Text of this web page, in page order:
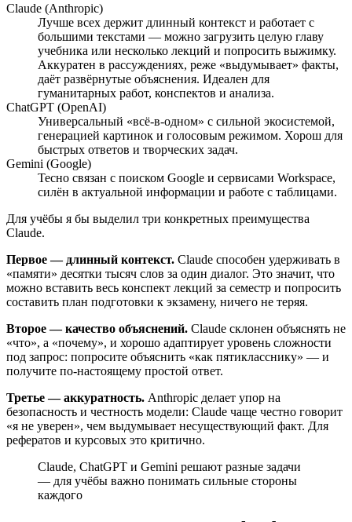
Claude (Anthropic)
Лучше всех держит длинный контекст и работает с
большими текстами — можно загрузить целую главу
учебника или несколько лекций и попросить выжимку.
Аккуратен в рассуждениях, реже «выдумывает» факты,
даёт развёрнутые объяснения. Идеален для
гуманитарных работ, конспектов и анализа.
ChatGPT (OpenAI)
Универсальный «всё-в-одном» с сильной экосистемой,
генерацией картинок и голосовым режимом. Хорош для
быстрых ответов и творческих задач.
Gemini (Google)
Тесно связан с поиском Google и сервисами Workspace,
силён в актуальной информации и работе с таблицами.
Для учёбы я бы выделил три конкретных преимущества
Claude.
Первое — длинный контекст. Claude способен удерживать в
«памяти» десятки тысяч слов за один диалог. Это значит, что
можно вставить весь конспект лекций за семестр и попросить
составить план подготовки к экзамену, ничего не теряя.
Второе — качество объяснений. Claude склонен объяснять не
«что», а «почему», и хорошо адаптирует уровень сложности
под запрос: попросите объяснить «как пятикласснику» — и
получите по-настоящему простой ответ.
Третье — аккуратность. Anthropic делает упор на
безопасность и честность модели: Claude чаще честно говорит
«я не уверен», чем выдумывает несуществующий факт. Для
рефератов и курсовых это критично.
Claude, ChatGPT и Gemini решают разные задачи
— для учёбы важно понимать сильные стороны
каждого